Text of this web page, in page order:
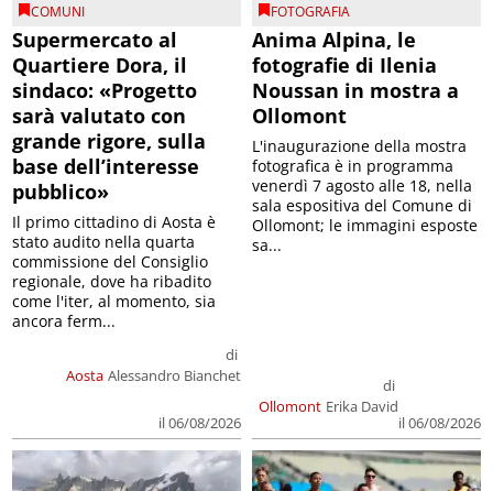
COMUNI
Supermercato al
Quartiere Dora, il
sindaco: «Progetto
sarà valutato con
grande rigore, sulla
base dell’interesse
pubblico»
Aosta
di
Alessandro Bianchet
il 06/08/2026
Il primo cittadino di Aosta è
stato audito nella quarta
commissione del Consiglio
regionale, dove ha ribadito
come l'iter, al momento, sia
ancora ferm...
FOTOGRAFIA
Anima Alpina, le
fotografie di Ilenia
Noussan in mostra a
Ollomont
Ollomont
di
Erika David
il 06/08/2026
L'inaugurazione della mostra
fotografica è in programma
venerdì 7 agosto alle 18, nella
sala espositiva del Comune di
Ollomont; le immagini esposte
sa...